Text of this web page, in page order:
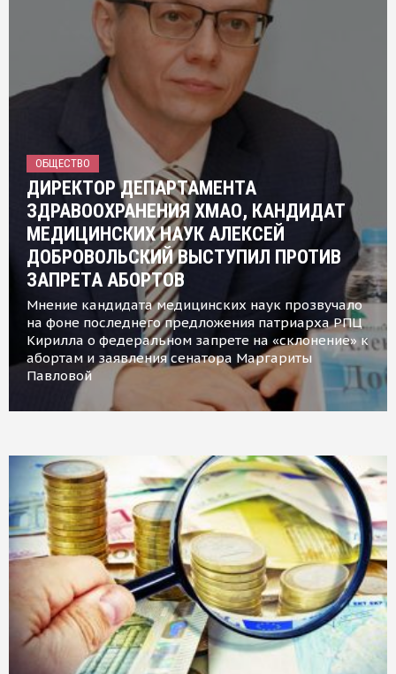
ОБЩЕСТВО
ДИРЕКТОР ДЕПАРТАМЕНТА
ЗДРАВООХРАНЕНИЯ ХМАО, КАНДИДАТ
МЕДИЦИНСКИХ НАУК АЛЕКСЕЙ
ДОБРОВОЛЬСКИЙ ВЫСТУПИЛ ПРОТИВ
ЗАПРЕТА АБОРТОВ
Мнение кандидата медицинских наук прозвучало
на фоне последнего предложения патриарха РПЦ
Кирилла о федеральном запрете на «склонение» к
абортам и заявления сенатора Маргариты
Павловой